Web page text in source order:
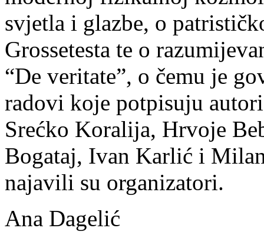
svjetla i glazbe, o
Grossetesta te o
“De veritate”, o čemu je
radovi koje potpisuju
Srećko Koralija, Hrvoje
Bogataj, Ivan Karlić i
najavili su organizatori.
Ana Dagelić